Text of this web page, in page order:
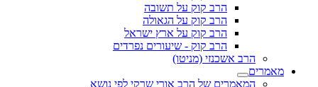
הרב קוק על תשובה
הרב קוק על הגאולה
הרב קוק על ארץ ישראל
הרב קוק - שיעורים נפרדים
הרב אשכנזי (מניטו)
מאמרים
המאמרים של הרב אורי שרקי לפי נושא